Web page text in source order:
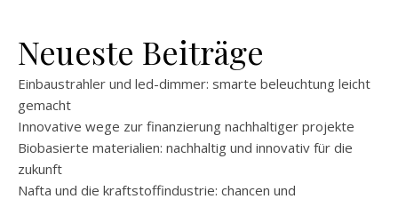
Neueste Beiträge
Einbaustrahler und led-dimmer: smarte beleuchtung leicht
gemacht
Innovative wege zur finanzierung nachhaltiger projekte
Biobasierte materialien: nachhaltig und innovativ für die
zukunft
Nafta und die kraftstoffindustrie: chancen und